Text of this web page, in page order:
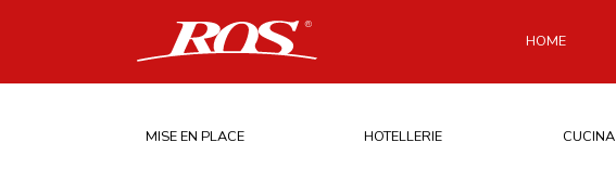
HOME
MISE EN PLACE HOTELLERIE CUCINA